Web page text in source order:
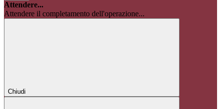
Attendere...
Attendere il completamento dell'operazione...
Chiudi